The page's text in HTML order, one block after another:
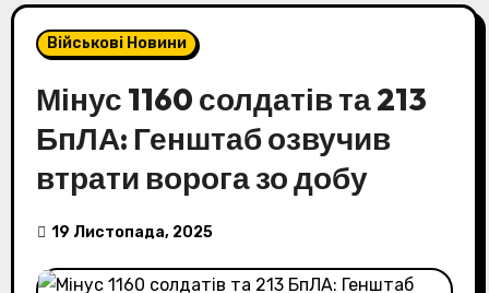
Військові Новини
Мінус 1160 солдатів та 213
БпЛА: Генштаб озвучив
втрати ворога зо добу
19 Листопада, 2025